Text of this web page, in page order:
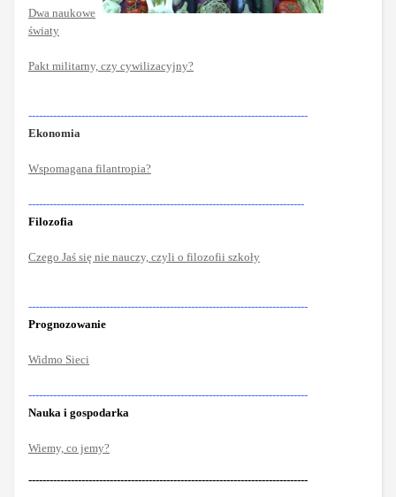
Dwa naukowe
światy
Pakt militarny, czy cywilizacyjny?
-------------------------------------------------------------------------------
Ekonomia
Wspomagana filantropia?
------------------------------------------------------------------------------
Filozofia
Czego Jaś się nie nauczy, czyli o filozofii szkoły
-------------------------------------------------------------------------------
Prognozowanie
Widmo Sieci
-------------------------------------------------------------------------------
Nauka i gospodarka
Wiemy, co jemy?
-------------------------------------------------------------------------------